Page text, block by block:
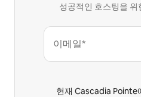
성공적인 호스팅을
이메일*
현재 Cascadia Pointe